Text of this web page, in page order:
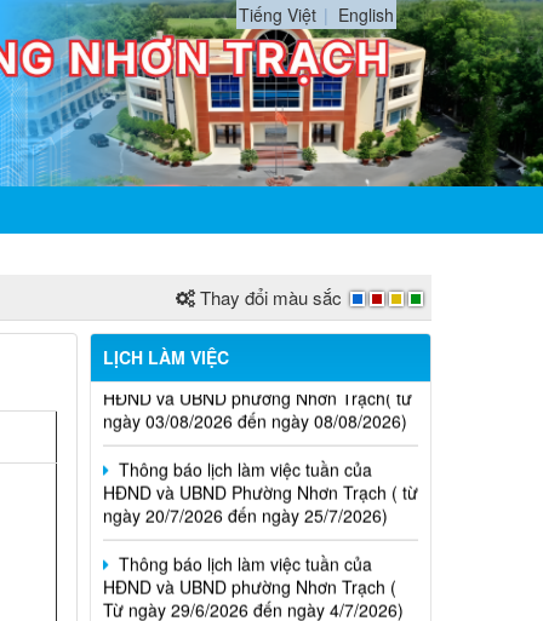
Tiếng Việt English
Thay đổi màu sắc
LỊCH LÀM VIỆC
Thông báo lịch làm việc tuần của
HĐND và UBND phường Nhơn Trạch( từ
ngày 03/08/2026 đến ngày 08/08/2026)
Thông báo lịch làm việc tuần của
HĐND và UBND Phường Nhơn Trạch ( từ
ngày 20/7/2026 đến ngày 25/7/2026)
Thông báo lịch làm việc tuần của
HĐND và UBND phường Nhơn Trạch (
Từ ngày 29/6/2026 đến ngày 4/7/2026)